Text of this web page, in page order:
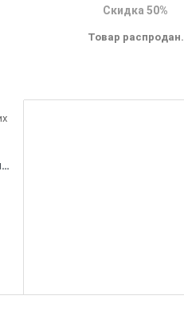
Скидка 50%
Товар распродан.
Малые моторные яхты для больших плаваний